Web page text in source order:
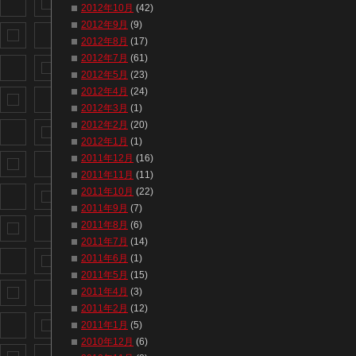
2012年10月 (42)
2012年9月 (9)
2012年8月 (17)
2012年7月 (61)
2012年5月 (23)
2012年4月 (24)
2012年3月 (1)
2012年2月 (20)
2012年1月 (1)
2011年12月 (16)
2011年11月 (11)
2011年10月 (22)
2011年9月 (7)
2011年8月 (6)
2011年7月 (14)
2011年6月 (1)
2011年5月 (15)
2011年4月 (3)
2011年2月 (12)
2011年1月 (5)
2010年12月 (6)